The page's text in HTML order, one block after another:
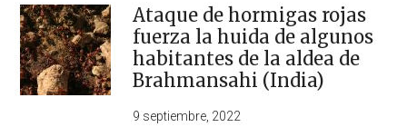
Ataque de hormigas rojas
fuerza la huida de algunos
habitantes de la aldea de
Brahmansahi (India)
9 septiembre, 2022